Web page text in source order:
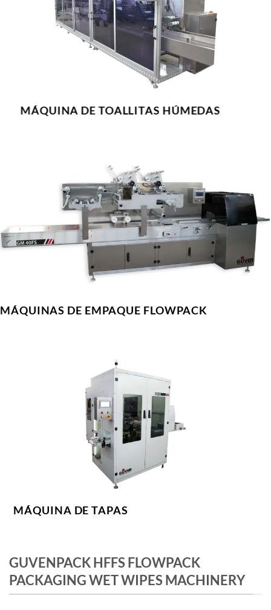
MÁQUINA DE TOALLITAS HÚMEDAS
MÁQUINAS DE EMPAQUE FLOWPACK
MÁQUINA DE TAPAS
GUVENPACK HFFS FLOWPACK
PACKAGING WET WIPES MACHINERY